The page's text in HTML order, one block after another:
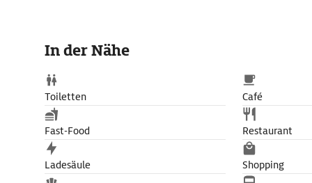
In der Nähe
Toiletten Café
Fast-Food Restaurant
Ladesäule Shopping